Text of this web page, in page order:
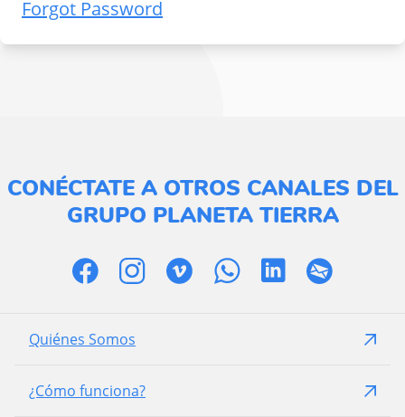
Forgot Password
CONÉCTATE A OTROS CANALES DEL
GRUPO PLANETA TIERRA
Quiénes Somos
¿Cómo funciona?